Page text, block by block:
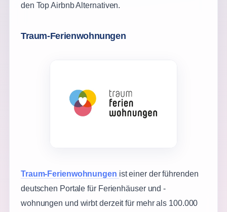
den Top Airbnb Alternativen.
Traum-Ferienwohnungen
Traum-Ferienwohnungen ist einer der führenden
deutschen Portale für Ferienhäuser und -
wohnungen und wirbt derzeit für mehr als 100.000